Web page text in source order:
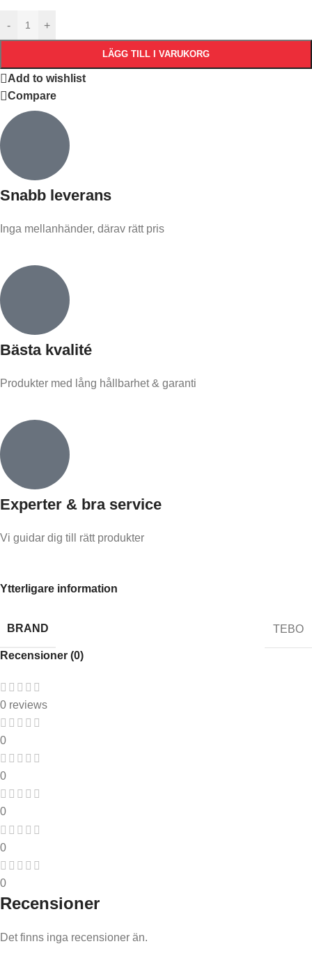
- +
LÄGG TILL I VARUKORG
Add to wishlist
Compare
Snabb leverans​
Inga mellanhänder, därav rätt pris
Bästa kvalité
Produkter med lång hållbarhet & garanti
Experter & bra service
Vi guidar dig till rätt produkter
Ytterligare information
BRAND TEBO
Recensioner (0)
0 reviews
0
0
0
0
0
Recensioner
Det finns inga recensioner än.